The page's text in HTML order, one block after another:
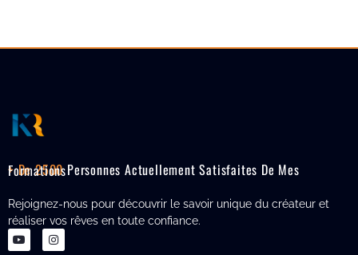
+ De 2500
Personnes Actuellement Satisfaites De Mes Formations
Rejoignez-nous pour découvrir le savoir unique du créateur et
réaliser vos rêves en toute confiance.